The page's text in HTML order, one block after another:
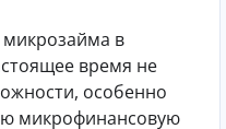
в
время не
особенно
микрофинансовую